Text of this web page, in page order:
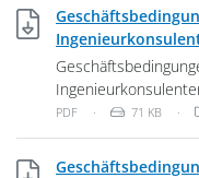
Dateityp: PDF-Dokument
PDF · Dateigröße:
71 KB ·